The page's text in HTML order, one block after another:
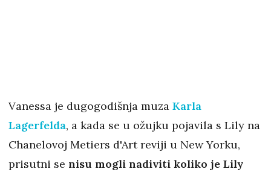
Vanessa je dugogodišnja muza Karla
Lagerfelda, a kada se u ožujku pojavila s Lily na
Chanelovoj Metiers d'Art reviji u New Yorku,
prisutni se nisu mogli nadiviti koliko je Lily